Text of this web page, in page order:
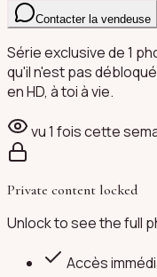
Contacter la vendeuse
Série exclusive de 1
qu'il n'est pas
en HD, à toi à vie.
vu1 fois cette
Private content locked
Unlock to see the full
Accès